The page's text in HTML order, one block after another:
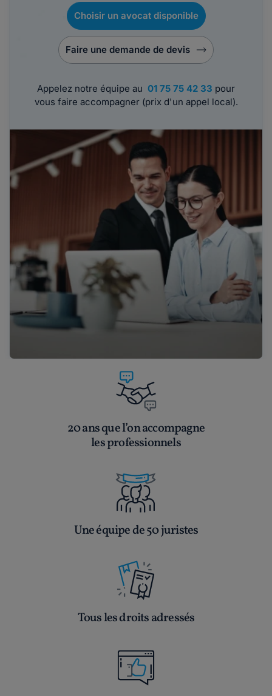
Choisir un avocat disponible
Faire une demande de devis
Appelez notre équipe au 01 75 75 42 33 pour
vous faire accompagner (prix d'un appel local).
20 ans que l’on accompagne
les professionnels
Une équipe de 50 juristes
Tous les droits adressés